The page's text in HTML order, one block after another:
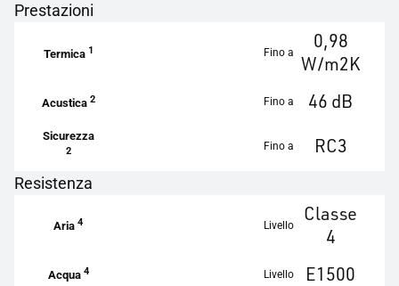
Prestazioni
Termica 1 Fino a
0,98
W/m2K
Acustica 2 Fino a 46 dB
Sicurezza
2 Fino a RC3
Resistenza
Aria4 Livello
Classe
4
Acqua 4 Livello E1500